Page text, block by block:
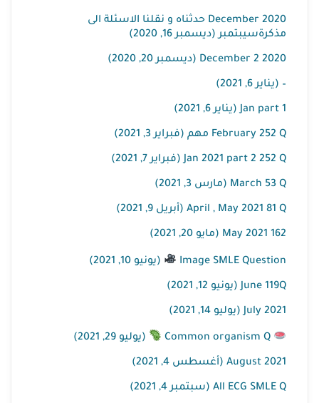
December 2020 حدثناه و نقلنا الاسئلة الى
مذكرةسيبتمبر (ديسمبر 16, 2020)
December 2 2020 (ديسمبر 20, 2020)
– (يناير 6, 2021)
Jan part 1 (يناير 6, 2021)
February 252 Q مهم (فبراير 3, 2021)
Jan 2021 part 2 252 Q (فبراير 7, 2021)
March 53 Q (مارس 3, 2021)
April , May 2021 81 Q (أبريل 9, 2021)
May 2021 162 (مايو 20, 2021)
Image SMLE Question (يونيو 10, 2021)
June 119Q (يونيو 12, 2021)
July 2021 (يوليو 14, 2021)
Common organism Q (يوليو 29, 2021)
August 2021 (أغسطس 4, 2021)
All ECG SMLE Q (سبتمبر 4, 2021)